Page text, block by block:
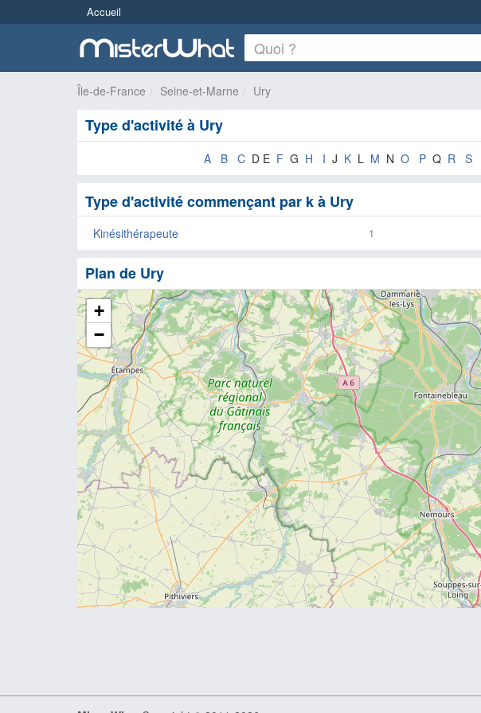
Accueil
Île-de-France Seine-et-Marne Ury
Type d'activité à Ury
A B C D E F G H I J K L M N O P Q R S
Type d'activité commençant par k à Ury
Kinésithérapeute 1
Plan de Ury
+
−